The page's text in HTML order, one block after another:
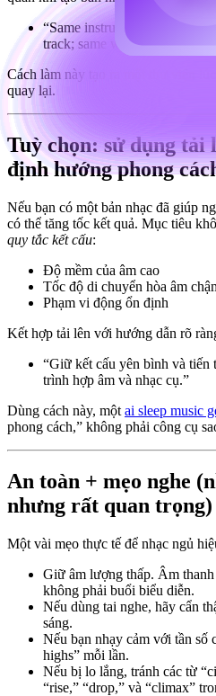
“Same instrument palette and
track; same warmth and
Cách làm này tạo ra một thư viện
quay lại.
Tuỳ chọn: sử dụng tải
định hướng phong
Nếu bạn có một bản nhạc đã giúp
có thể tăng tốc kết quả. Mục tiêu
quy tắc kết cấu:
Độ mềm của âm cao
Tốc độ di chuyển hòa âm
Phạm vi động ổn định
Kết hợp tải lên với hướng dẫn rõ
“Giữ kết cấu yên bình và tiến
trình hợp âm và nhạc cụ.”
Dùng cách này, một ai sleep music
phong cách,” không phải công cụ
An toàn + mẹo nghe
nhưng rất quan trọng)
Một vài mẹo thực tế để nhạc ngủ
Giữ âm lượng thấp. Âm
không phải buổi biểu diễn.
Nếu dùng tai nghe, hãy cẩn
sáng.
Nếu bạn nhạy cảm với tần số
highs” mỗi lần.
Nếu bị lo lắng, tránh các từ
“rise,” “drop,” và “climax”